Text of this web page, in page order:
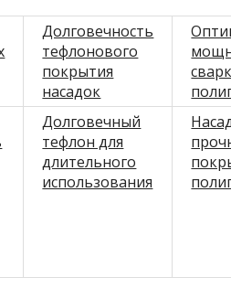
Долговечность
тефлонового
покрытия
насадок
Долговечный
тефлон для
длительного
использования